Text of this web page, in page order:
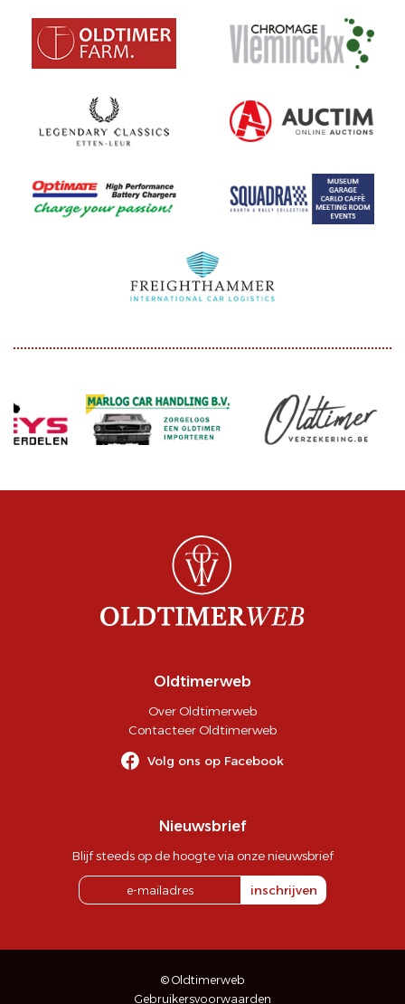
Oldtimerweb
Over Oldtimerweb
Contacteer Oldtimerweb
Volg ons op Facebook
Nieuwsbrief
Blijf steeds op de hoogte via onze nieuwsbrief
inschrijven
© Oldtimerweb
Gebruikersvoorwaarden